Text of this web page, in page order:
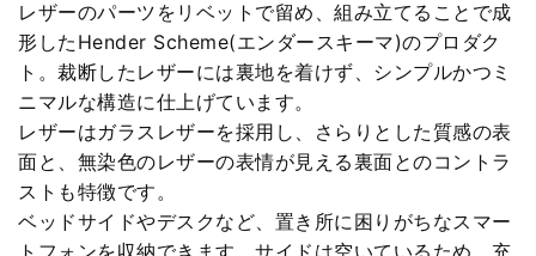
レザーのパーツをリベットで留め、組み立てることで成
形したHender Scheme(エンダースキーマ)のプロダク
ト。裁断したレザーには裏地を着けず、シンプルかつミ
ニマルな構造に仕上げています。
レザーはガラスレザーを採用し、さらりとした質感の表
面と、無染色のレザーの表情が見える裏面とのコントラ
ストも特徴です。
ベッドサイドやデスクなど、置き所に困りがちなスマー